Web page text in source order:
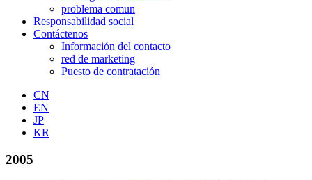
problema comun
Responsabilidad social
Contáctenos
Información del contacto
red de marketing
Puesto de contratación
CN
EN
JP
KR
2005